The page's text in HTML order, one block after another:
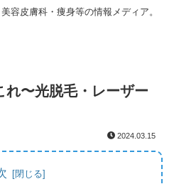
容皮膚科・痩身等の情報メディア。
れ〜光脱毛・レーザー
2024.03.15